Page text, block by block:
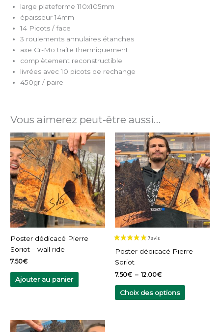
large plateforme 110x105mm
épaisseur 14mm
14 Picots / face
3 roulements annulaires étanches
axe Cr-Mo traite thermiquement
complètement reconstructible
livrées avec 10 picots de rechange
450gr / paire
Vous aimerez peut-être aussi…
Poster dédicacé Pierre
Soriot – wall ride
7.50€
Ajouter au panier
Poster dédicacé Pierre
Soriot
7.50€ – 12.00€
Plage
de
prix :
7.50€
à
12.00€
Choix des options
Ce
produit
a
plusieurs
variations.
Les
options
peuvent
être